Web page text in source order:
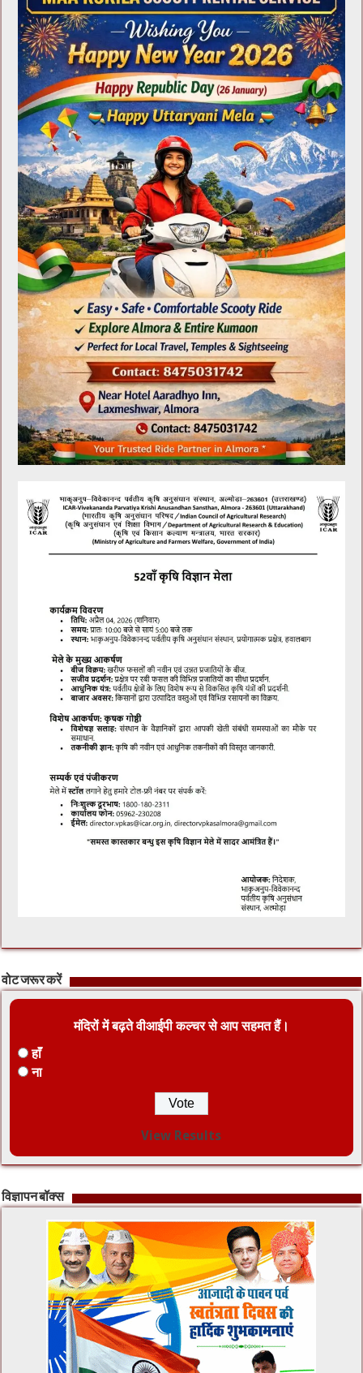
वोट जरूर करें
मंदिरों में बढ़ते वीआईपी कल्चर से आप सहमत हैं।
हाँ
ना
View Results
विज्ञापन बॉक्स